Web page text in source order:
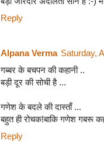
Reply
Alpana Verma Saturday,
गब्बर के बचपन की कहानी ..
बड़ी दूर की सोची है ...
गणेश के बदले की दास्ताँ ...
बहुत ही रोचक!बाकि गणेश गबरू
Reply